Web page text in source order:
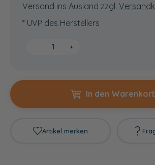
Versand ins Ausland zzgl.
* UVP des Herstellers
+
In den
Artikel merken